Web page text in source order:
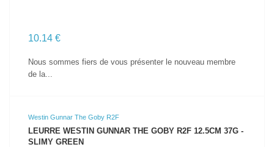
10.14 €
Nous sommes fiers de vous présenter le nouveau membre
de la...
Westin Gunnar The Goby R2F
LEURRE WESTIN GUNNAR THE GOBY R2F 12.5CM 37G -
SLIMY GREEN